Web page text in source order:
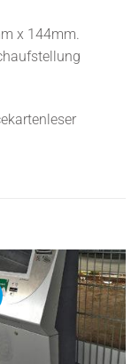
x 144mm.